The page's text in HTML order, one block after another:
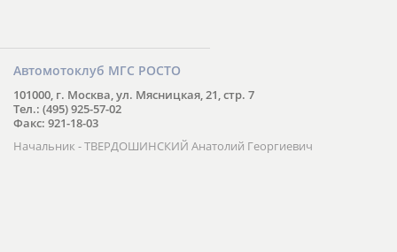
Автомотоклуб МГС РОСТО
101000, г. Москва, ул. Мясницкая, 21, стр. 7
Тел.: (495) 925-57-02
Факс: 921-18-03
Начальник - ТВЕРДОШИНСКИЙ Анатолий Георгиевич